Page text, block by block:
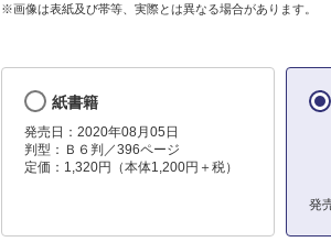
※画像は表紙及び帯等、実際とは異なる場合があります。
紙書籍
発売日：2020年08月05日
判型：Ｂ６判／396ページ
定価：1,320円（本体1,200円＋税）
発